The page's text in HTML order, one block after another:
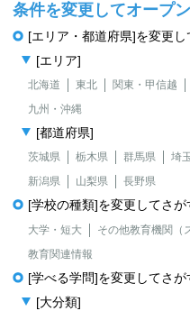
条件を変更してオープ
[エリア・都道府県]を変更し
[エリア]
北海道 東北 関東・甲信越
九州・沖縄
[都道府県]
茨城県 栃木県 群馬県 埼
新潟県
山梨県 長野県
[学校の種類]を変更してさが
大学・短大 その他教育機関（
教育関連情報
[学べる学問]を変更してさが
[大分類]